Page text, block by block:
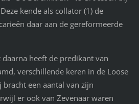
kende als collator (1) de
daar aan de gereformeerde
heeft de predikant van
verschillende keren in de Loose
bracht een aantal van zijn
er ook van Zevenaar waren